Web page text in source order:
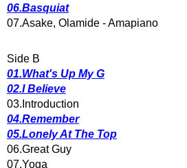
06.Basquiat
07.Asake, Olamide - Amapiano
Side B
01.What's Up My G
02.I Believe
03.Introduction
04.Remember
05.Lonely At The Top
06.Great Guy
07.Yoga